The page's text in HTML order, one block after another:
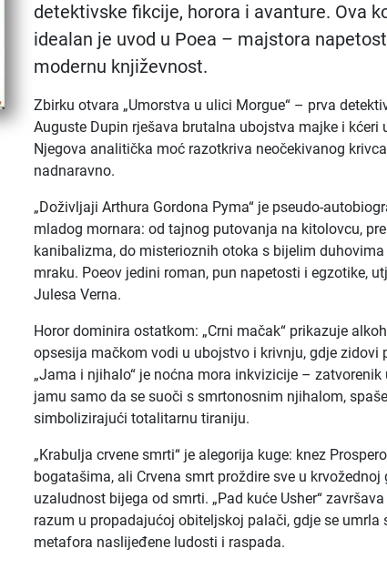
detektivske fikcije, horora i avanture. Ova
idealan je uvod u Poea – majstora
modernu književnost.
Zbirku otvara „Umorstva u ulici Morgue“ – prva
Auguste Dupin rješava brutalna ubojstva majke i kćeri
Njegova analitička moć razotkriva neočekivanog
nadnaravno.
„Doživljaji Arthura Gordona Pyma“ je pseudo-
mladog mornara: od tajnog putovanja na kitolovcu,
kanibalizma, do misterioznih otoka s bijelim
mraku. Poeov jedini roman, pun napetosti i egzotike,
Julesa Verna.
Horor dominira ostatkom: „Crni mačak“ prikazuje
opsesija mačkom vodi u ubojstvo i krivnju, gdje zidovi
„Jama i njihalo“ je noćna mora inkvizicije –
jamu samo da se suoči s smrtonosnim njihalom,
simbolizirajući totalitarnu tiraniju.
„Krabulja crvene smrti“ je alegorija kuge: knez
bogatašima, ali Crvena smrt proždire sve u
uzaludnost bijega od smrti. „Pad kuće Usher“
razum u propadajućoj obiteljskoj palači, gdje se umrla
metafora naslijeđene ludosti i raspada.